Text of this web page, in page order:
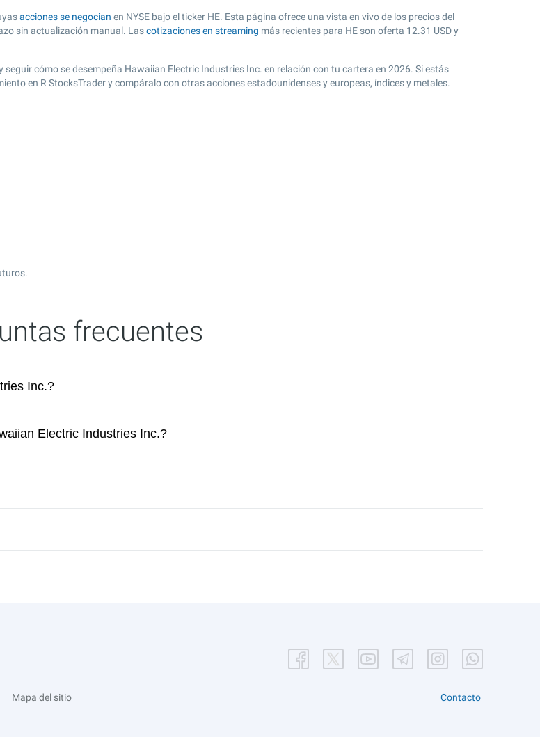
acciones se negocian en NYSE bajo el ticker HE. Esta página ofrece una vista en vivo de los precios del
sin actualización manual. Lascotizaciones en streaming más recientes para HE son oferta 12.31 USD y
cómo se desempeña Hawaiian Electric Industries Inc. en relación con tu cartera en 2026. Si estás
en R StocksTrader y compáralo con otras acciones estadounidenses y europeas, índices y metales.
frecuentes
Inc.?
Electric Industries Inc.?
Mapa del sitio Contacto